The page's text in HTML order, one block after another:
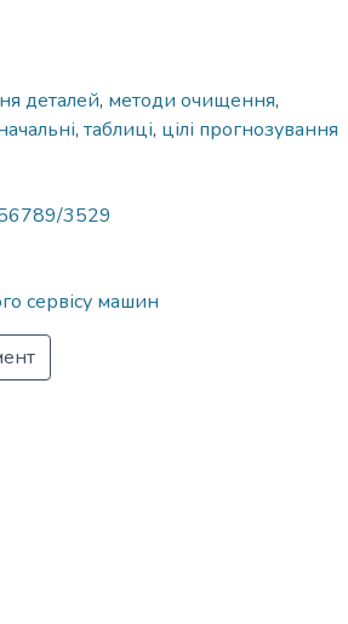
деталей, методи очищення,
, таблиці, цілі прогнозування
3529
сервісу машин